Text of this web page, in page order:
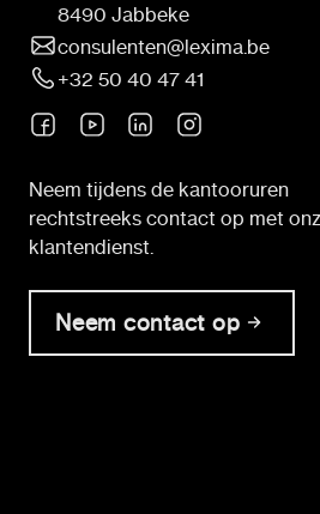
8490 Jabbeke
consulenten@lexima.be
+32 50 40 47 41
Neem tijdens de kantooruren
rechtstreeks contact op met
klantendienst.
Neem contact op